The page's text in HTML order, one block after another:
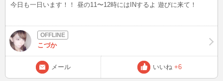
今日も一日います！！ 昼の11〜12時にはINするよ 遊びに来て！
こづか
メール いいね +6